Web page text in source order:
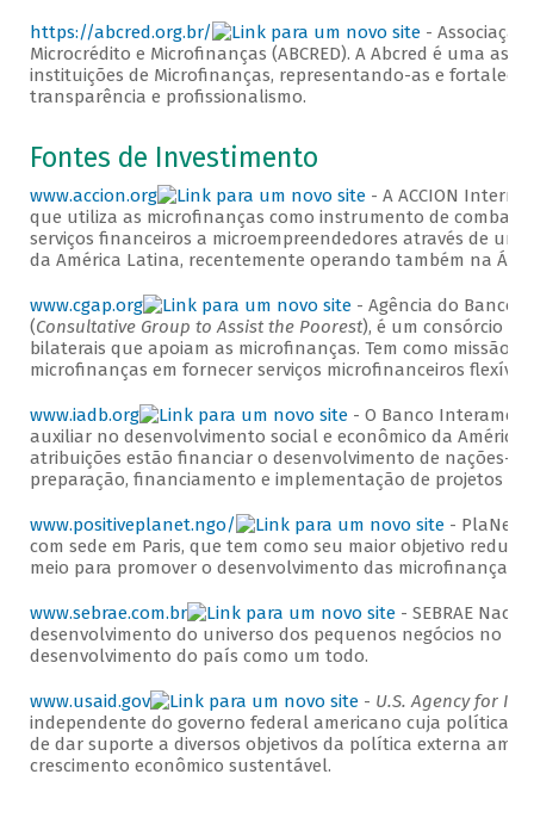
https://abcred.org.br/
- Associação
Microcrédito e Microfinanças (ABCRED). A Abcred é uma
instituições de Microfinanças, representando-as e
transparência e profissionalismo.
Fontes de Investimento
www.accion.org
- A ACCION
que utiliza as microfinanças como instrumento de combate
serviços financeiros a microempreendedores através de
da América Latina, recentemente operando também na
www.cgap.org
- Agência do Banco
(Consultative Group to Assist the Poorest), é um consórcio
bilaterais que apoiam as microfinanças. Tem como missão
microfinanças em fornecer serviços microfinanceiros
www.iadb.org
- O Banco
auxiliar no desenvolvimento social e econômico da América
atribuições estão financiar o desenvolvimento de nações-
preparação, financiamento e implementação de projetos de
www.positiveplanet.ngo/
- PlaNet
com sede em Paris, que tem como seu maior objetivo
meio para promover o desenvolvimento das microfinanças.
www.sebrae.com.br
- SEBRAE
desenvolvimento do universo dos pequenos negócios no
desenvolvimento do país como um todo.
www.usaid.gov - U.S. Agency for
independente do governo federal americano cuja política
de dar suporte a diversos objetivos da política externa
crescimento econômico sustentável.